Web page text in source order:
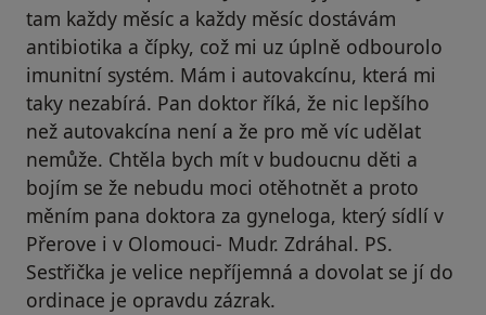
tam každy měsíc a každy měsíc dostávám
antibiotika a čípky, což mi uz úplně odbourolo
imunitní systém. Mám i autovakcínu, která mi
taky nezabírá. Pan doktor říká, že nic lepšího
než autovakcína není a že pro mě víc udělat
nemůže. Chtěla bych mít v budoucnu děti a
bojím se že nebudu moci otěhotnět a proto
měním pana doktora za gyneloga, který sídlí v
Přerove i v Olomouci- Mudr. Zdráhal. PS.
Sestřička je velice nepříjemná a dovolat se jí do
ordinace je opravdu zázrak.